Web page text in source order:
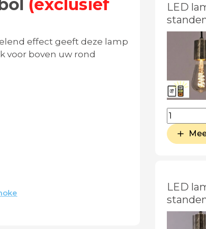
(exclusief
effect geeft deze lamp
voor boven uw rond
LED
LED